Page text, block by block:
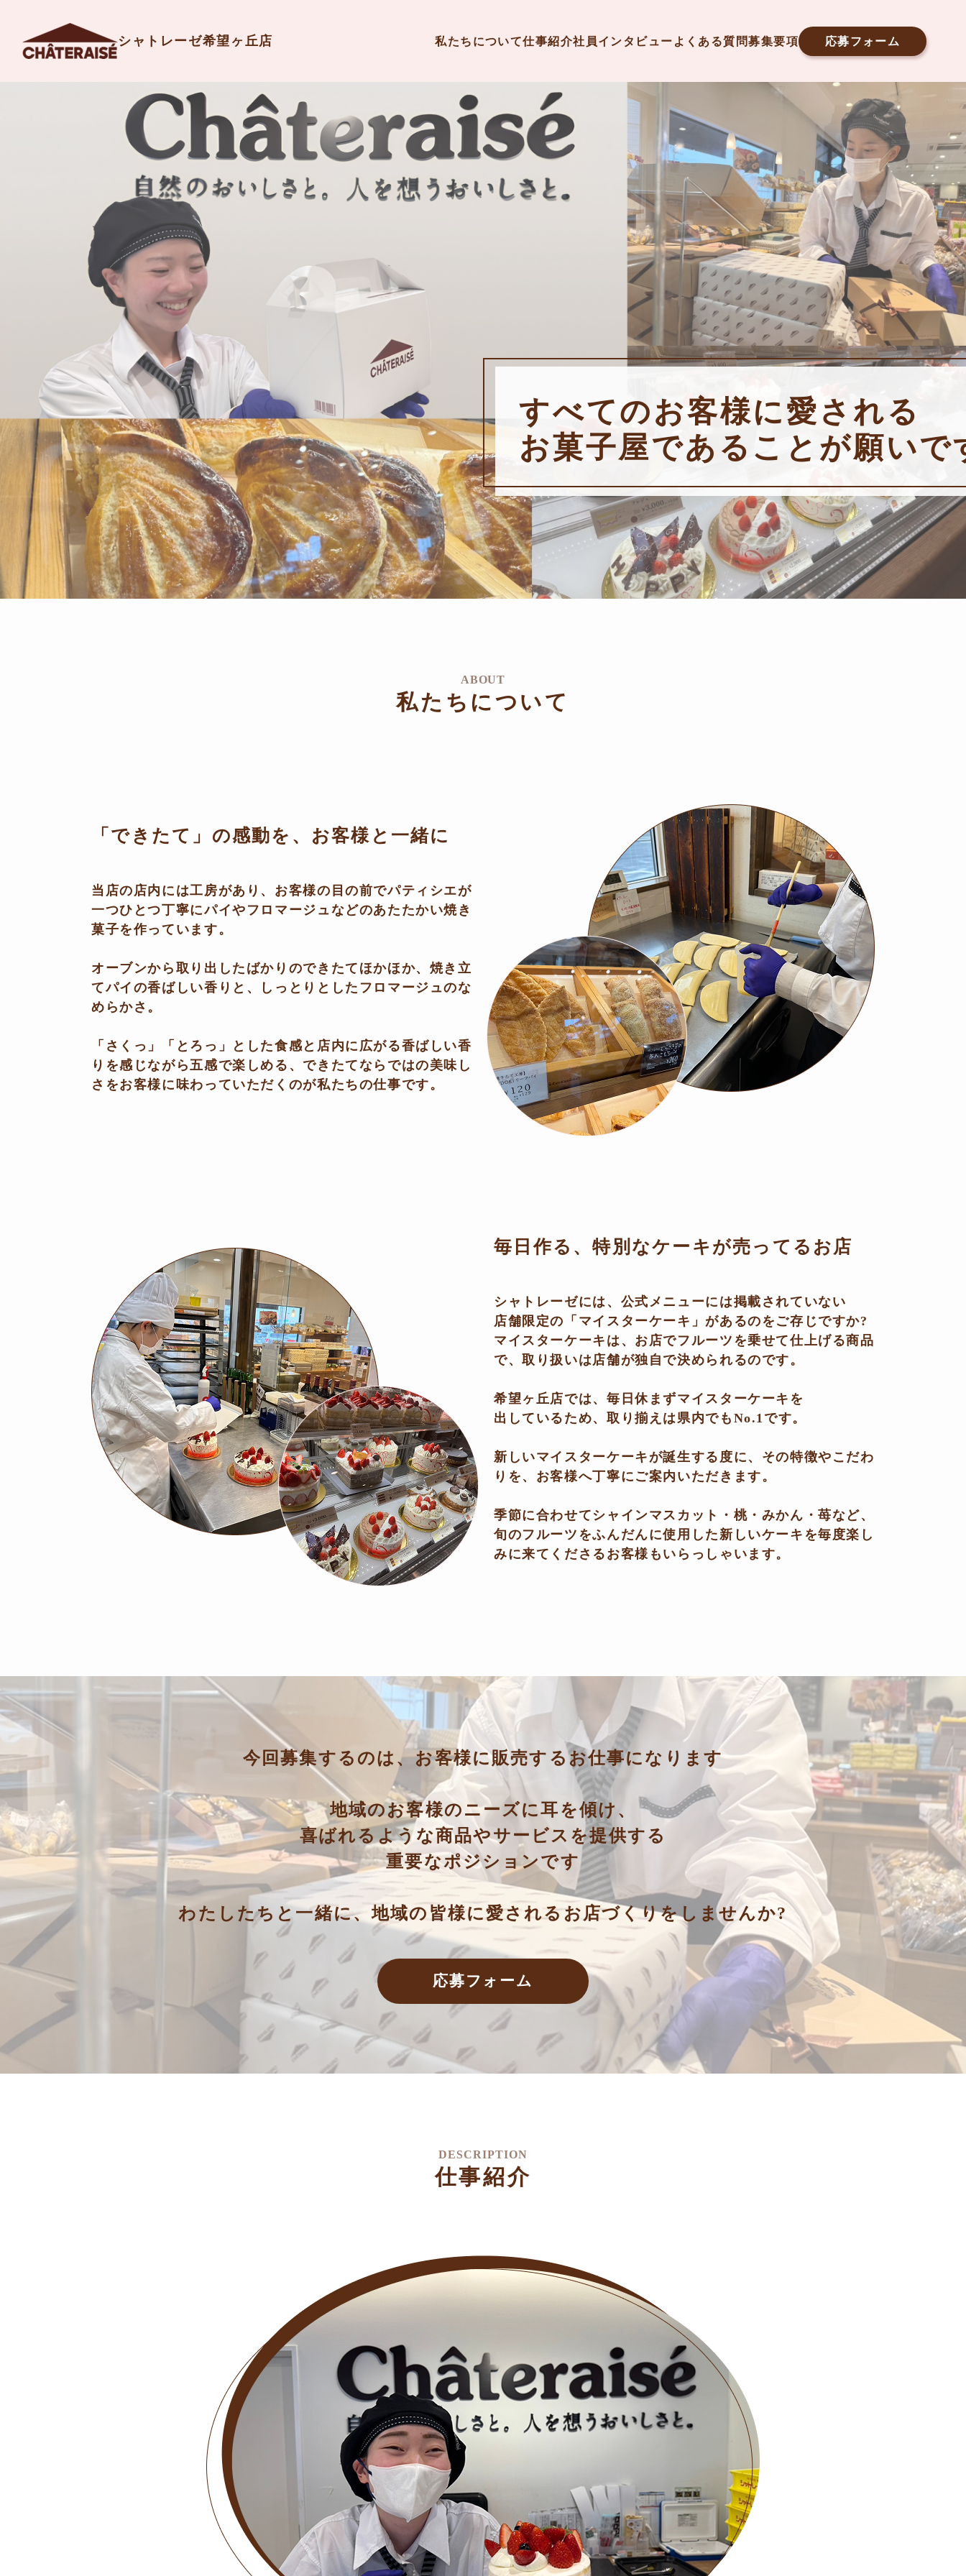
シャトレーゼ希望ヶ丘店 私たちについて仕事紹介社員インタビュー よくある質問募集要項 応募フォーム
すべてのお客様に愛される
お菓子屋であることが願いで
ABOUT
私たちについて
「できたて」の感動を、お客様と一緒に
当店の店内には工房があり、お客様の目の前でパティシエが
一つひとつ丁寧にパイやフロマージュなどのあたたかい焼き
菓子を作っています。
オーブンから取り出したばかりのできたてほかほか、焼き立
てパイの香ばしい香りと、しっとりとしたフロマージュのな
めらかさ。
「さくっ」「とろっ」とした食感と店内に広がる香ばしい香
りを感じながら五感で楽しめる、できたてならではの美味し
さをお客様に味わっていただくのが私たちの仕事です。
毎日作る、特別なケーキが売ってるお店
シャトレーゼには、公式メニューには掲載されていない
店舗限定の「マイスターケーキ」があるのをご存じですか?
マイスターケーキは、お店でフルーツを乗せて仕上げる商品
で、取り扱いは店舗が独自で決められるのです。
希望ヶ丘店では、毎日休まずマイスターケーキを
出しているため、取り揃えは県内でもNo.1です。
新しいマイスターケーキが誕生する度に、その特徴やこだわ
りを、お客様へ丁寧にご案内いただきます。
季節に合わせてシャインマスカット・桃・みかん・苺など、
旬のフルーツをふんだんに使用した新しいケーキを毎度楽し
みに来てくださるお客様もいらっしゃいます。
今回募集するのは 、お客様に販売するお仕事になります
地域のお客様のニーズに耳を傾け、
喜ばれるような商品やサービスを提供する
重要なポジションです
わたしたちと一緒に、地域の皆様に愛されるお店づくりをしませんか?
応募フォーム
DESCRIPTION
仕事紹介